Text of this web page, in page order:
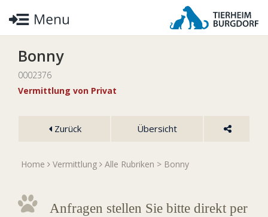
Bonny
0002376
Vermittlung von Privat
Zurück Übersicht
Home Vermittlung Alle Rubriken > Bonny
Anfragen stellen Sie bitte direkt per